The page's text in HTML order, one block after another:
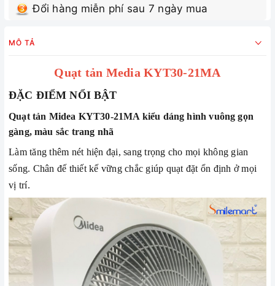
Đổi hàng miễn phí sau 7 ngày mua
MÔ TẢ
Quạt tản Media KYT30-21MA
ĐẶC ĐIỂM NỔI BẬT
Quạt tản Midea KYT30-21MA kiểu dáng hình vuông gọn
gàng, màu sắc trang nhã
Làm tăng thêm nét hiện đại, sang trọng cho mọi không gian
sống. Chân đế thiết kế vững chắc giúp quạt đặt ổn định ở mọi
vị trí.